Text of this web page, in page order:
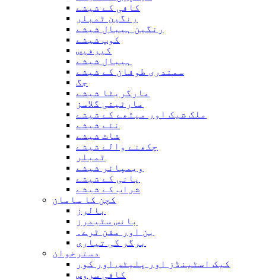
کافی کے شیشے
رنگین ٹمبلر
رنگین ہیبال شیشے
کوپ شیشے
کیرفیس
ہیبال شیشے
سمندری طوفان کے شیشے
جگ
مارگریٹا شیشے
مارٹینی گلاسز
ملک شیک اور میٹھے کے شیشے
نئے شیشے
شاٹ شیشے
چکھنے والے شیشے
ٹمبلر
ویمپائر شیشے
پانی کے شیشے
شراب کے شیشے
کچن کا سامان
بالرز
بانس سٹیمرز
بن اور مفن ٹرے۔
برگر کی تیاری
دسترخوان
کیک اسٹینڈز اور پلیٹس اور کور
کافی سروس